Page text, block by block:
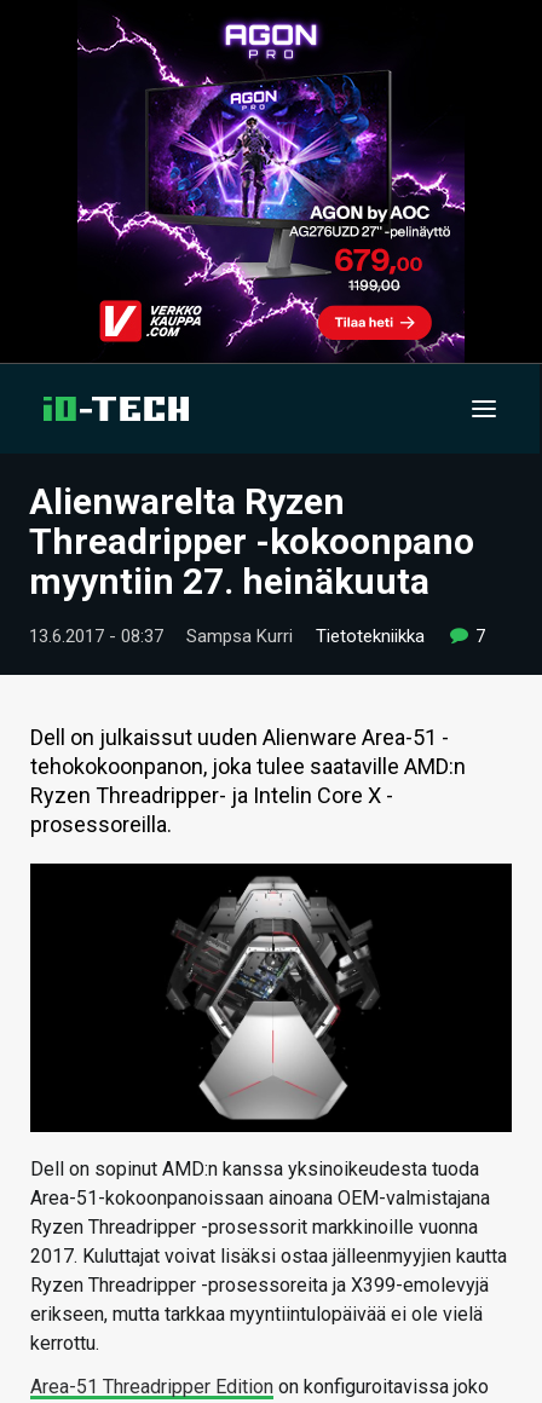
UUTISET
ARTIKKELIT
VIDEOT
TECHBBS
TIETOA
HINTA.FI
KAUPPA
Alienwarelta Ryzen
Threadripper -kokoonpano
myyntiin 27. heinäkuuta
13.6.2017 - 08:37 Sampsa Kurri Tietotekniikka 7
Dell on julkaissut uuden Alienware Area-51 -
tehokokoonpanon, joka tulee saataville AMD:n
Ryzen Threadripper- ja Intelin Core X -
prosessoreilla.
Dell on sopinut AMD:n kanssa yksinoikeudesta tuoda
Area-51-kokoonpanoissaan ainoana OEM-valmistajana
Ryzen Threadripper -prosessorit markkinoille vuonna
2017. Kuluttajat voivat lisäksi ostaa jälleenmyyjien kautta
Ryzen Threadripper -prosessoreita ja X399-emolevyjä
erikseen, mutta tarkkaa myyntiintulopäivää ei ole vielä
kerrottu.
Area-51 Threadripper Edition on konfiguroitavissa joko